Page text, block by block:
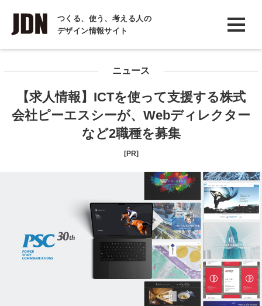
つくる、使う、考える人の
デザイン情報サイト
INTERVIEW
インタビュー
COLUMN
ニュース
【求人情報】ICTを使って支援する株式
会社ピーエスシーが、Webディレクター
など2職種を募集
[PR]